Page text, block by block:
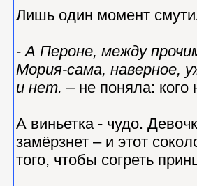
Лишь один момент
-А Пероне, между
Мория-сама, наверное,
и нет. – не поняла: кого
А виньетка - чудо.
замёрзнет – и этот
того, чтобы согреть